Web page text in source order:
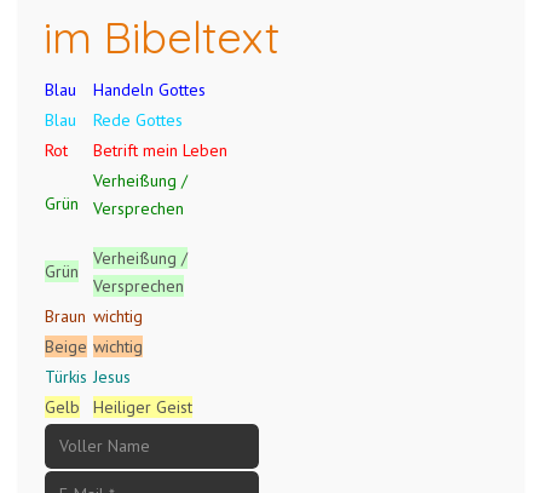
im Bibeltext
Blau
Handeln Gottes
Blau
Rede Gottes
Rot
Betrift mein Leben
Grün
Verheißung /
Versprechen
Grün
Verheißung /
Versprechen
Braun wichtig
Beige wichtig
Türkis Jesus
Gelb
Heiliger Geist